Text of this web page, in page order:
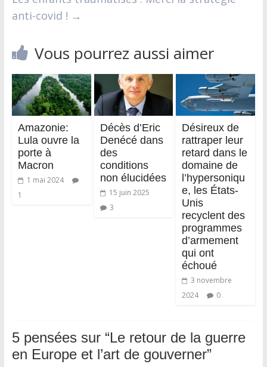
anti-covid ! →
Vous pourrez aussi aimer
Amazonie:
Lula ouvre la
porte à
Macron
1 mai 2024
1
Décès d’Eric
Denécé dans
des
conditions
non élucidées
15 juin 2025
3
Désireux de
rattraper leur
retard dans le
domaine de
l’hypersoniqu
e, les États-
Unis
recyclent des
programmes
d’armement
qui ont
échoué
3 novembre
2024
0
5 pensées sur “Le retour de la guerre
en Europe et l’art de gouverner”